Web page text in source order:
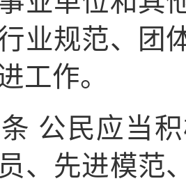
业规范、团
工作。
公民应当
、先进模范